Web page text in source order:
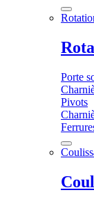
Porte
Pivots